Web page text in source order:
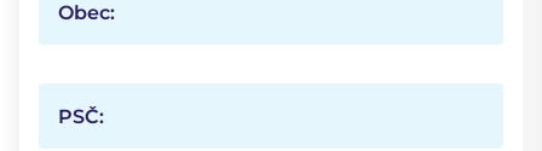
Obec:
PSČ: